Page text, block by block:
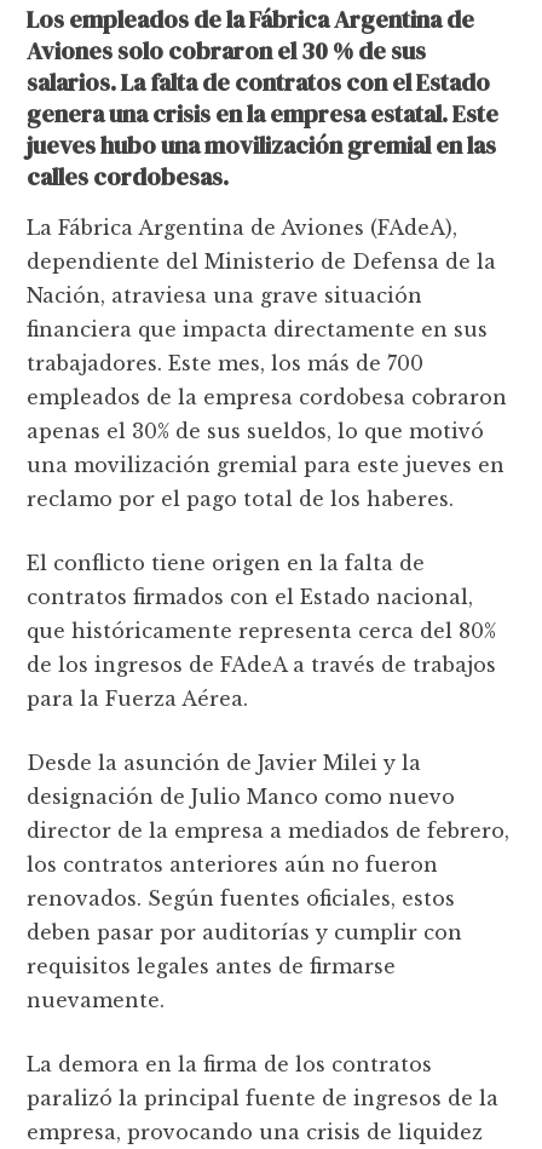
Los empleados de la Fábrica Argentina de
Aviones solo cobraron el 30 % de sus
salarios. La falta de contratos con el Estado
genera una crisis en la empresa estatal. Este
jueves hubo una movilización gremial en las
calles cordobesas.
La Fábrica Argentina de Aviones (FAdeA),
dependiente del Ministerio de Defensa de la
Nación, atraviesa una grave situación
financiera que impacta directamente en sus
trabajadores. Este mes, los más de 700
empleados de la empresa cordobesa cobraron
apenas el 30% de sus sueldos, lo que motivó
una movilización gremial para este jueves en
reclamo por el pago total de los haberes.
El conflicto tiene origen en la falta de
contratos firmados con el Estado nacional,
que históricamente representa cerca del 80%
de los ingresos de FAdeA a través de trabajos
para la Fuerza Aérea.
Desde la asunción de Javier Milei y la
designación de Julio Manco como nuevo
director de la empresa a mediados de febrero,
los contratos anteriores aún no fueron
renovados. Según fuentes oficiales, estos
deben pasar por auditorías y cumplir con
requisitos legales antes de firmarse
nuevamente.
La demora en la firma de los contratos
paralizó la principal fuente de ingresos de la
empresa, provocando una crisis de liquidez